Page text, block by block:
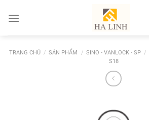
TRANG CHỦ / SẢN PHẨM / SINO - VANLOCK - SP /
S18